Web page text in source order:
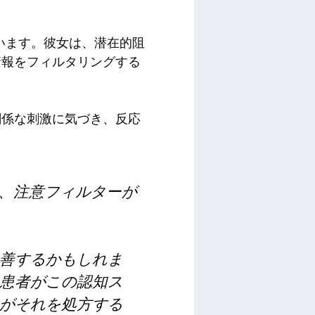
す。彼女は、潜在的阻
をフィルタリングする
な刺激に気づき、反応
注意フィルターが
するかもしれま
者がこの認知ス
それを処方する